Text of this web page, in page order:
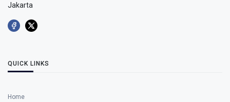
Jakarta
QUICK LINKS
Home